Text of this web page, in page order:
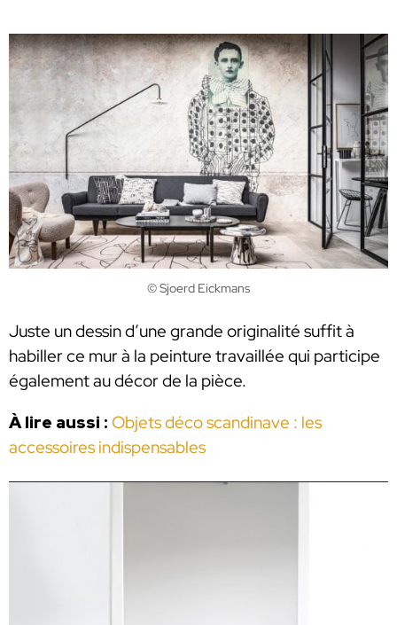
© Sjoerd Eickmans
Juste un dessin d’une grande originalité suffit à
habiller ce mur à la peinture travaillée qui participe
également au décor de la pièce.
À lire aussi : Objets déco scandinave : les
accessoires indispensables